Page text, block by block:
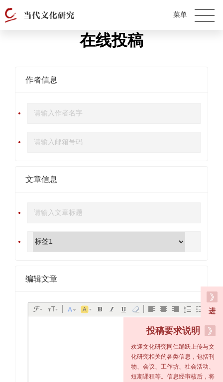
进
老
网
站
在线投稿
作者信息
文章信息
编辑文章
投稿要求说明
欢迎文化研究同仁踊跃上传与文
化研究相关的各类信息，包括刊
物、会议、工作坊、社会活动、
短期课程等。信息经审核后，将